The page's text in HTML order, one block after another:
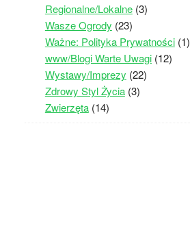
Regionalne/Lokalne(3)
Wasze Ogrody (23)
Ważne: Polityka Prywatności(1)
www/Blogi Warte Uwagi(12)
Wystawy/Imprezy (22)
Zdrowy Styl Życia(3)
Zwierzęta(14)